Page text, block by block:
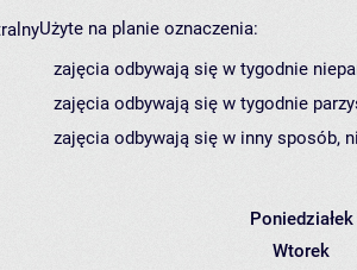
Użyte na planie oznaczenia:
zajęcia odbywają się w tygodnie
zajęcia odbywają się w tygodnie
zajęcia odbywają się w inny sposób,
Poniedziałek
Wtorek